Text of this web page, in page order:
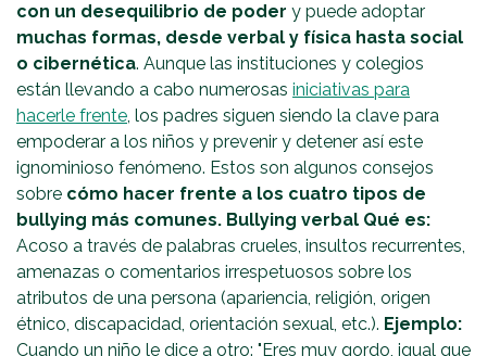
con un desequilibrio de poder y puede adoptar
muchas formas, desde verbal y física hasta social
o cibernética. Aunque las instituciones y colegios
están llevando a cabo numerosas iniciativas para
hacerle frente, los padres siguen siendo la clave para
empoderar a los niños y prevenir y detener así este
ignominioso fenómeno. Estos son algunos consejos
sobre cómo hacer frente a los cuatro tipos de
bullying más comunes. Bullying verbal Qué es:
Acoso a través de palabras crueles, insultos recurrentes,
amenazas o comentarios irrespetuosos sobre los
atributos de una persona (apariencia, religión, origen
étnico, discapacidad, orientación sexual, etc.). Ejemplo:
Cuando un niño le dice a otro: "Eres muy gordo, igual que